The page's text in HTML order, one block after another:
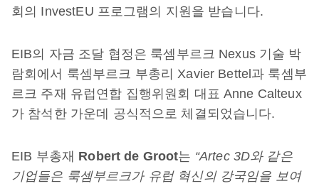
회의 InvestEU 프로그램의 지원을 받습니다.
EIB의 자금 조달 협정은 룩셈부르크 Nexus 기술 박
람회에서 룩셈부르크 부총리 Xavier Bettel과 룩셈부
르크 주재 유럽연합 집행위원회 대표 Anne Calteux
가 참석한 가운데 공식적으로 체결되었습니다.
EIB 부총재 Robert de Groot는 “Artec 3D와 같은
기업들은 룩셈부르크가 유럽 혁신의 강국임을 보여